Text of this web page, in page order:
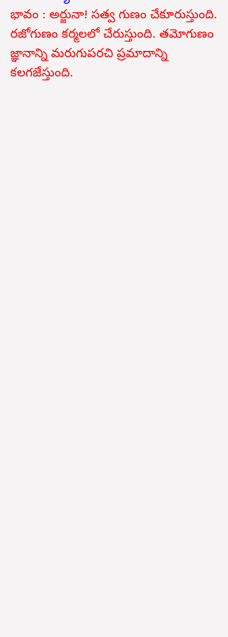
భావం : అర్జునా! సత్వ గుణం చేకూరుస్తుంది.
రజోగుణం కర్మలలో చేరుస్తుంది. తమోగుణం
జ్ఞానాన్ని మరుగుపరచి ప్రమాదాన్ని
కలగజేస్తుంది.